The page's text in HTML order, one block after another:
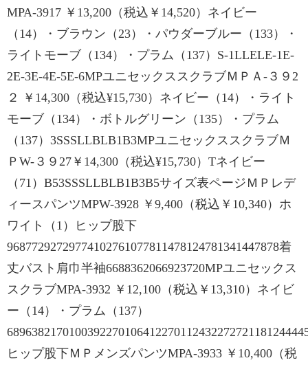
MPA-3917 ￥13,200（税込￥14,520）ネイビー
（14）・ブラウン（23）・パウダーブルー（133）・
ライトモーブ（134）・プラム（137）S-1LLELE-1E-
2E-3E-4E-5E-6MPユニセックススクラブＭＰＡ-３９2
２ ￥14,300（税込¥15,730）ネイビー（14）・ライト
モーブ（134）・ボトルグリーン（135）・プラム
（137）3SSSLLBLB1B3MPユニセックススクラブＭ
ＰW-３９27￥14,300（税込¥15,730）Tネイビー
（71）B53SSSLLBLB1B3B5サイズ表ページＭＰレデ
ィースパンツMPW-3928 ￥9,400（税込￥10,340）ホ
ワイト（1）ヒップ股下
96877292729774102761077811478124781341447878着
丈バスト肩巾半袖6688362066923720MPユニセックス
スクラブMPA-3932 ￥12,100（税込￥13,310）ネイビ
ー（14）・プラム（137）
ヒップ股下ＭＰメンズパンツMPA-3933 ￥10,400（税